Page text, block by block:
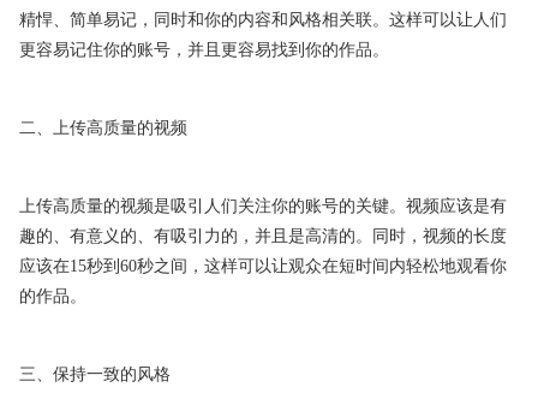
精悍、简单易记，同时和你的内容和风格相关联。这样可以让人们
更容易记住你的账号，并且更容易找到你的作品。
二、上传高质量的视频
上传高质量的视频是吸引人们关注你的账号的关键。视频应该是有
趣的、有意义的、有吸引力的，并且是高清的。同时，视频的长度
应该在15秒到60秒之间，这样可以让观众在短时间内轻松地观看你
的作品。
三、保持一致的风格